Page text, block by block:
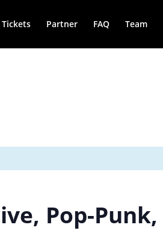
Tickets Partner FAQ Team
Pop-Punk,